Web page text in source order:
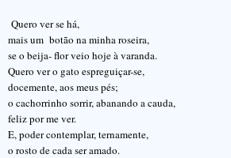
Quero ver se há,
mais um botão na minha roseira,
se o beija- flor veio hoje à varanda.
Quero ver o gato espreguiçar-se,
docemente, aos meus pés;
o cachorrinho sorrir, abanando a cauda,
feliz por me ver.
E, poder contemplar, ternamente,
o rosto de cada ser amado.